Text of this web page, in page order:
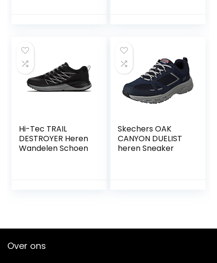
Lichtgewicht
Unisex
Hi-Tec TRAIL
DESTROYER Heren
Wandelen Schoen
Skechers OAK
CANYON DUELIST
heren Sneaker
Over ons